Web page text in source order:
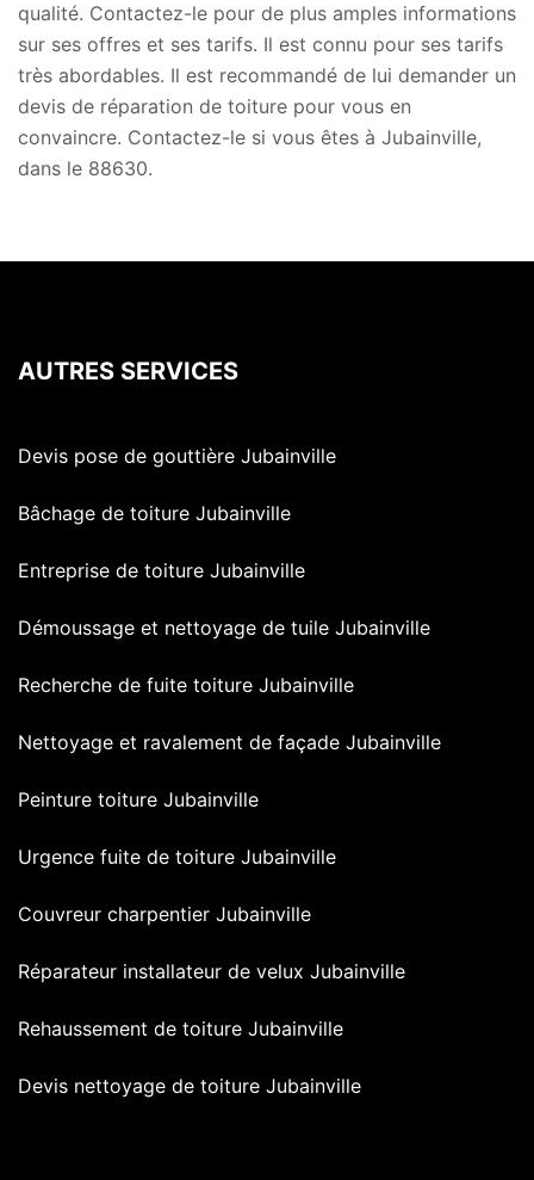
qualité. Contactez-le pour de plus amples informations
sur ses offres et ses tarifs. Il est connu pour ses tarifs
très abordables. Il est recommandé de lui demander un
devis de réparation de toiture pour vous en
convaincre. Contactez-le si vous êtes à Jubainville,
dans le 88630.
AUTRES SERVICES
Devis pose de gouttière Jubainville
Bâchage de toiture Jubainville
Entreprise de toiture Jubainville
Démoussage et nettoyage de tuile Jubainville
Recherche de fuite toiture Jubainville
Nettoyage et ravalement de façade Jubainville
Peinture toiture Jubainville
Urgence fuite de toiture Jubainville
Couvreur charpentier Jubainville
Réparateur installateur de velux Jubainville
Rehaussement de toiture Jubainville
Devis nettoyage de toiture Jubainville